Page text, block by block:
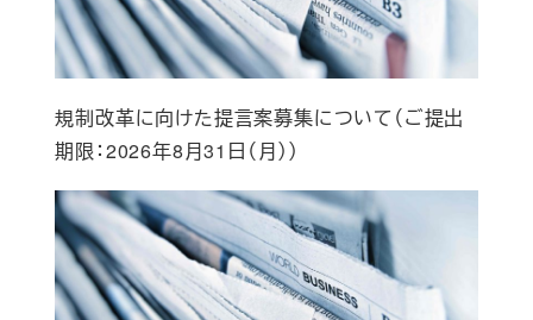
規制改革に向けた提言案募集について（ご提出
期限：2026年8月31日（月））